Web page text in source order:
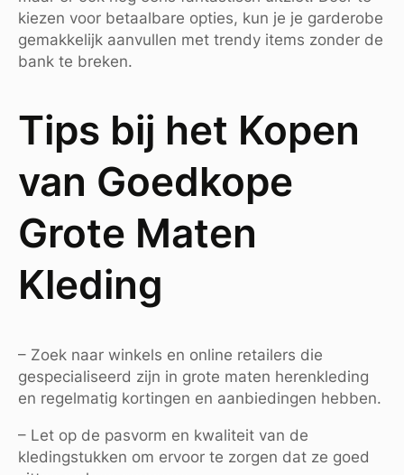
kiezen voor betaalbare opties, kun je je garderobe
gemakkelijk aanvullen met trendy items zonder de
bank te breken.
Tips bij het Kopen
van Goedkope
Grote Maten
Kleding
– Zoek naar winkels en online retailers die
gespecialiseerd zijn in grote maten herenkleding
en regelmatig kortingen en aanbiedingen hebben.
– Let op de pasvorm en kwaliteit van de
kledingstukken om ervoor te zorgen dat ze goed